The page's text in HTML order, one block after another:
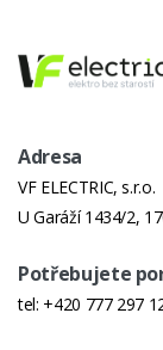
Adresa
VF ELECTRIC, s.r.o.
U Garáží 1434/2,
Potřebujete
tel: +420 777 297